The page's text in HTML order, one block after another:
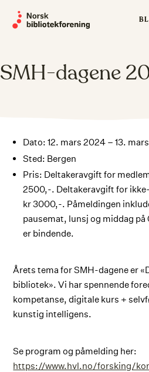
SMH-dagene
Dato: 12. mars 2024 – 13.
Sted: Bergen
Pris: Deltakeravgift for
2500,-. Deltakeravgift for
kr 3000,-. Påmeldingen
pausemat, lunsj og middag
er bindende.
Årets tema for SMH-dagene er
bibliotek». Vi har spennende
kompetanse, digitale kurs +
kunstig intelligens.
Se program og påmelding her:
https://www.hvl.no/forsking/